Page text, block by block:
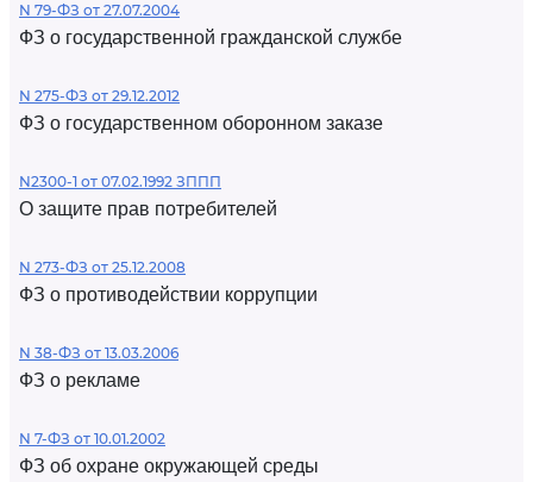
N 79-ФЗ от 27.07.2004
ФЗ о государственной гражданской службе
N 275-ФЗ от 29.12.2012
ФЗ о государственном оборонном заказе
N2300-1 от 07.02.1992 ЗППП
О защите прав потребителей
N 273-ФЗ от 25.12.2008
ФЗ о противодействии коррупции
N 38-ФЗ от 13.03.2006
ФЗ о рекламе
N 7-ФЗ от 10.01.2002
ФЗ об охране окружающей среды